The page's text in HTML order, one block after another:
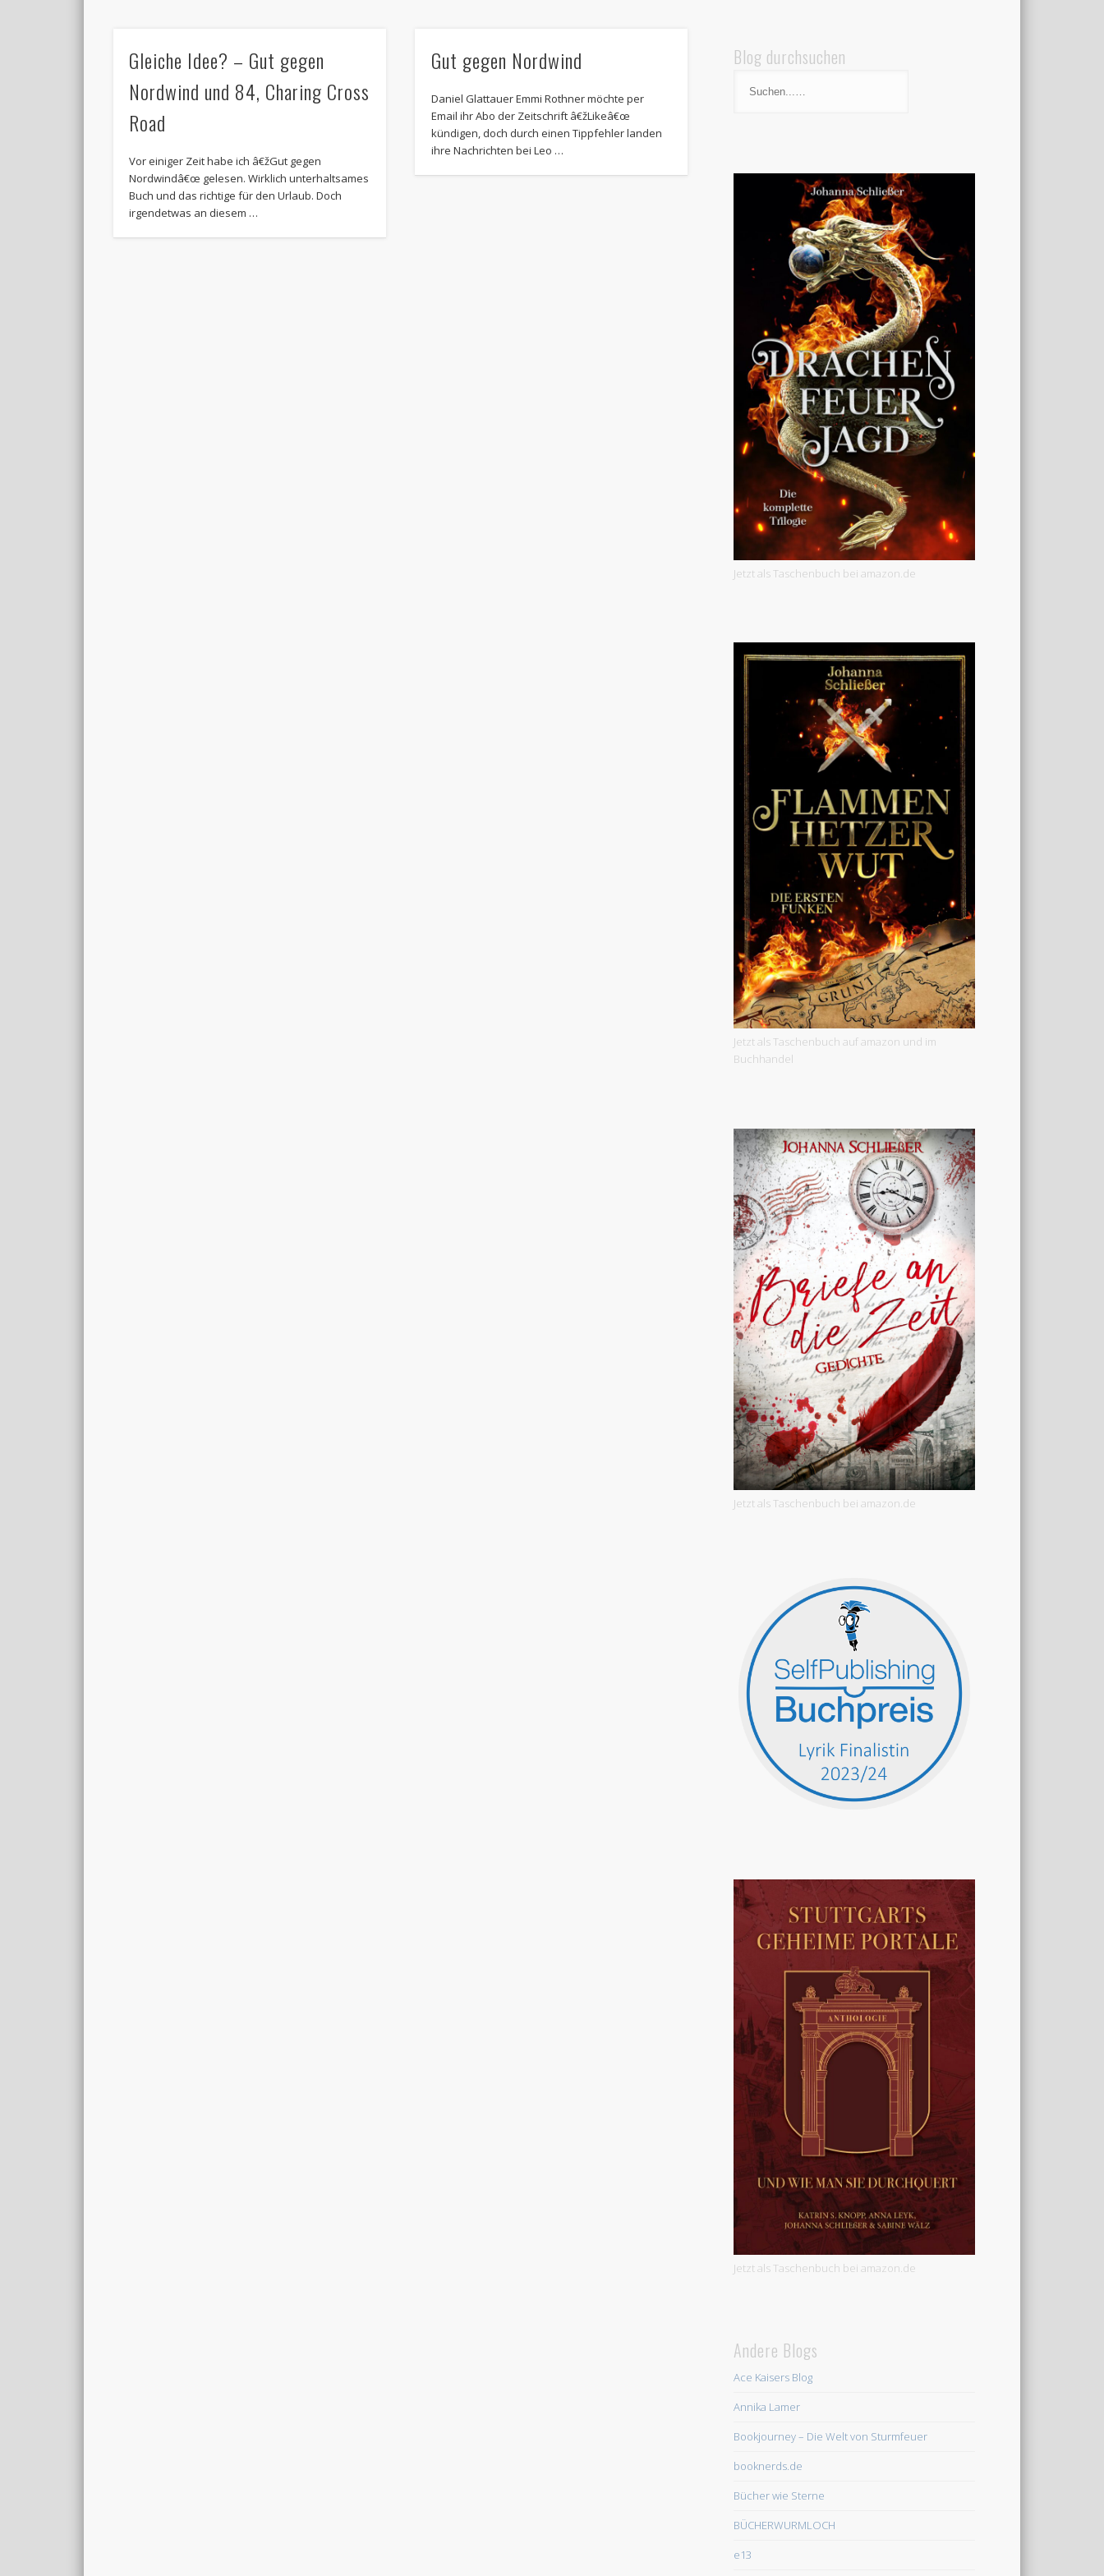
Gleiche Idee? – Gut gegen
Nordwind und 84, Charing Cross
Road
Vor einiger Zeit habe ich â€žGut gegen
Nordwindâ€œ gelesen. Wirklich unterhaltsames
Buch und das richtige für den Urlaub. Doch
irgendetwas an diesem …
Gut gegen Nordwind
Daniel Glattauer Emmi Rothner möchte per
Email ihr Abo der Zeitschrift â€žLikeâ€œ
kündigen, doch durch einen Tippfehler landen
ihre Nachrichten bei Leo …
Blog durchsuchen
Jetzt als Taschenbuch bei amazon.de
Jetzt als Taschenbuch auf amazon und im
Buchhandel
Jetzt als Taschenbuch bei amazon.de
Jetzt als Taschenbuch bei amazon.de
Andere Blogs
Ace Kaisers Blog
Annika Lamer
Bookjourney – Die Welt von Sturmfeuer
booknerds.de
Bücher wie Sterne
BÜCHERWURMLOCH
e13